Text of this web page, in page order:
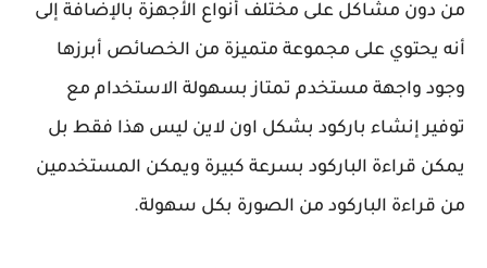
من دون مشاكل على مختلف أنواع الأجهزة بالإضافة إلى
أنه يحتوي على مجموعة متميزة من الخصائص أبرزها
وجود واجهة مستخدم تمتاز بسهولة الاستخدام مع
توفير إنشاء باركود بشكل اون لاين ليس هذا فقط بل
يمكن قراءة الباركود بسرعة كبيرة ويمكن المستخدمين
من قراءة الباركود من الصورة بكل سهولة.